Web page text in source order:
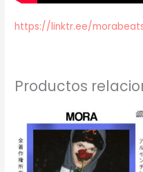
https://linktr.ee/
Productos